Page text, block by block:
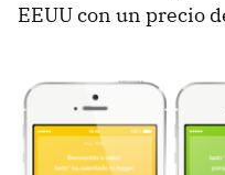
EEUU con un precio